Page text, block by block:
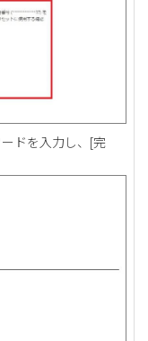
ドを入力し、[完